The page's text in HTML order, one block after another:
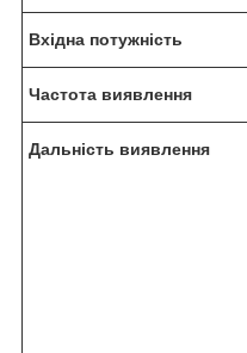
Вхідна потужність
Частота виявлення
Дальність виявлення